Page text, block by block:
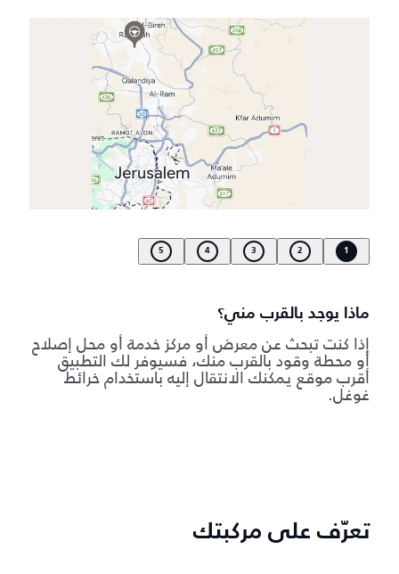
1
2
3
4
5
ماذا يوجد بالقرب مني؟
إذا كنت تبحث عن معرض أو مركز خدمة أو محل إصلاح
أو محطة وقود بالقرب منك، فسيوفر لك التطبيق
أقرب موقع يمكنك الانتقال إليه باستخدام خرائط
غوغل.
تعرّف على مركبتك